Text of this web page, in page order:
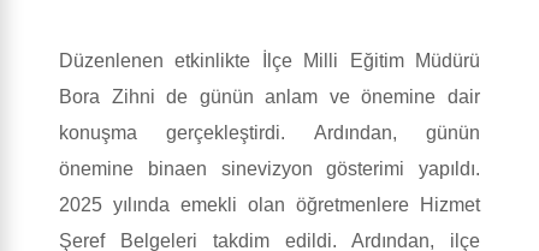
Düzenlenen etkinlikte İlçe Milli Eğitim Müdürü
Bora Zihni de günün anlam ve önemine dair
konuşma gerçekleştirdi. Ardından, günün
önemine binaen sinevizyon gösterimi yapıldı.
2025 yılında emekli olan öğretmenlere Hizmet
Şeref Belgeleri takdim edildi. Ardından, ilçe